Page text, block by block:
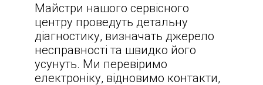
Майстри нашого сервісного
центру проведуть детальну
діагностику, визначать джерело
несправності та швидко його
усунуть. Ми перевіримо
електроніку, відновимо контакти,